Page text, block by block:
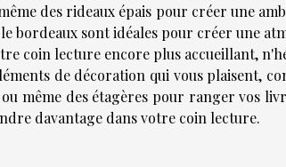
des rideaux épais pour créer une
bordeaux sont idéales pour créer une
coin lecture encore plus accueillant,
de décoration qui vous plaisent,
même des étagères pour ranger vos
davantage dans votre coin lecture.